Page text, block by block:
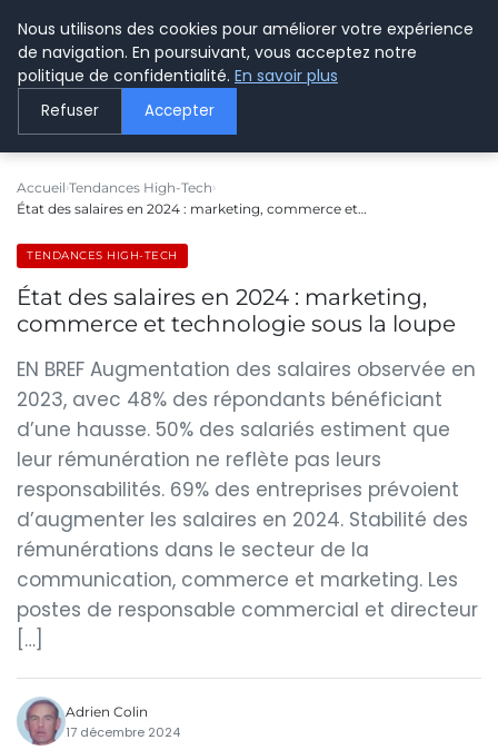
LE WEBMARKETING
Accueil Tendances High-Tech
État des salaires en 2024 : marketing, commerce et…
TENDANCES HIGH-TECH
État des salaires en 2024 : marketing,
commerce et technologie sous la loupe
EN BREF Augmentation des salaires observée en
2023, avec 48% des répondants bénéficiant
d’une hausse. 50% des salariés estiment que
leur rémunération ne reflète pas leurs
responsabilités. 69% des entreprises prévoient
d’augmenter les salaires en 2024. Stabilité des
rémunérations dans le secteur de la
communication, commerce et marketing. Les
postes de responsable commercial et directeur
[…]
Adrien Colin
17 décembre 2024
Nous utilisons des cookies pour améliorer votre expérience
de navigation. En poursuivant, vous acceptez notre
politique de confidentialité. En savoir plus
Refuser Accepter